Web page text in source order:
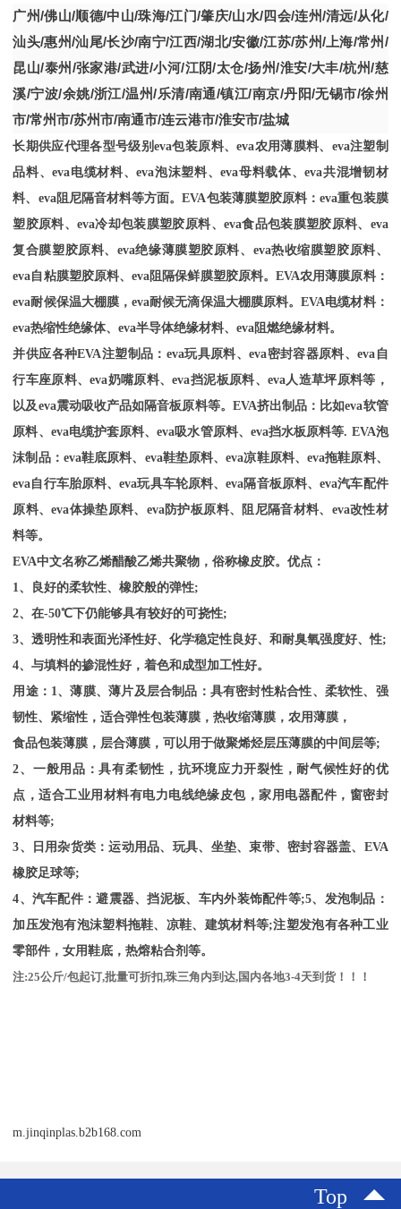
广州/佛山/顺德/中山/珠海/江门/肇庆/山水/四会/连州/清远/从化/
汕头/惠州/汕尾/长沙/南宁/江西/湖北/安徽/江苏/苏州/上海/常州 /
昆山/泰州 /张家港/武进/小河/江阴/太仓/扬州/淮安/大丰/杭州/慈
溪/宁波/余姚/浙江/温州/乐清/南通/镇江/南京/丹阳/无锡市/徐州
市/常州市/苏州市/南通市/连云港市/淮安市/盐城
长期供应代理各型号级别eva包装原料、eva农用薄膜料、eva注塑制
品料、eva电缆材料、eva泡沫塑料、eva母料载体、eva共混增韧材
料、eva阻尼隔音材料等方面。EVA包装薄膜塑胶原料：eva重包装膜
塑胶原料、eva冷却包装膜塑胶原料、eva食品包装膜塑胶原料、eva
复合膜塑胶原料、eva绝缘薄膜塑胶原料、eva热收缩膜塑胶原料、
eva自粘膜塑胶原料、eva阻隔保鲜膜塑胶原料。EVA农用薄膜原料：
eva耐候保温大棚膜，eva耐候无滴保温大棚膜原料。EVA电缆材料：
eva热缩性绝缘体、eva半导体绝缘材料、eva阻燃绝缘材料。
并供应各种EVA注塑制品：eva玩具原料、eva密封容器原料、eva自
行车座原料、eva奶嘴原料、eva挡泥板原料、eva人造草坪原料等，
以及eva震动吸收产品如隔音板原料等。EVA挤出制品：比如eva软管
原料、eva电缆护套原料、eva吸水管原料、eva挡水板原料等. EVA泡
沫制品：eva鞋底原料、eva鞋垫原料、eva凉鞋原料、eva拖鞋原料、
eva自行车胎原料、eva玩具车轮原料、eva隔音板原料、eva汽车配件
原料、eva体操垫原料、eva防护板原料、阻尼隔音材料、eva改性材
料等。
EVA中文名称乙烯醋酸乙烯共聚物，俗称橡皮胶。优点：
1、良好的柔软性、橡胶般的弹性;
2、在-50℃下仍能够具有较好的可挠性;
3、透明性和表面光泽性好、化学稳定性良好、和耐臭氧强度好、性;
4、与填料的掺混性好，着色和成型加工性好。
用途： 1、薄膜、薄片及层合制品：具有密封性粘合性、柔软性、强
韧性、紧缩性，适合弹性包装薄膜，热收缩薄膜，农用薄膜，
食品包装薄膜，层合薄膜，可以用于做聚烯烃层压薄膜的中间层等;
2、一般用品：具有柔韧性，抗环境应力开裂性，耐气候性好的优
点，适合工业用材料有电力电线绝缘皮包，家用电器配件，窗密封
材料等;
3、日用杂货类：运动用品、玩具、坐垫、束带、密封容器盖、 EVA
橡胶足球等;
4、汽车配件：避震器、挡泥板、车内外装饰配件等;5、发泡制品：
加压发泡有泡沫塑料拖鞋、凉鞋、建筑材料等;注塑发泡有各种工业
零部件，女用鞋底，热熔粘合剂等。
注:25公斤/包起订,批量可折扣,珠三角内到达,国内各地3-4天到货！！！
m.jinqinplas.b2b168.com
Top